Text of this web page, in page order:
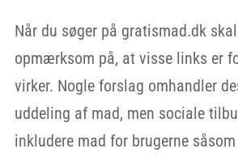
Når du søger på gratismad.dk
opmærksom på, at visse links er
virker. Nogle forslag omhandler
uddeling af mad, men sociale
inkludere mad for brugerne